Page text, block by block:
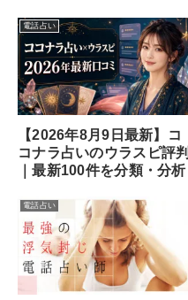
電話占い
【2026年8月9日最新】コ
コナラ占いのウラスピ評判
｜最新100件を分類・分析
電話占い